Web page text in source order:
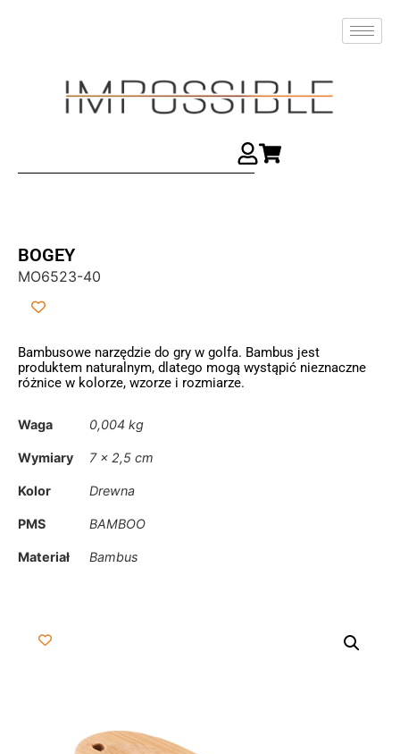
BOGEY
MO6523-40
Bambusowe narzędzie do gry w golfa. Bambus jest
produktem naturalnym, dlatego mogą wystąpić nieznaczne
różnice w kolorze, wzorze i rozmiarze.
Waga 0,004 kg
Wymiary 7 × 2,5 cm
Kolor Drewna
PMS BAMBOO
Materiał Bambus